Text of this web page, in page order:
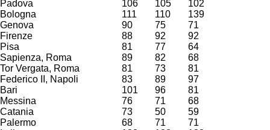
Padova
106 105
102
Bologna
111 110
139
Genova
90 75
71
Firenze
88 92
92
Pisa
81 77
64
Sapienza, Roma
89 82
68
Tor Vergata, Roma
81 73
81
Federico II, Napoli
83 89
97
Bari
101 96
81
Messina
76 71
68
Catania
73 50
59
Palermo
68 71
71